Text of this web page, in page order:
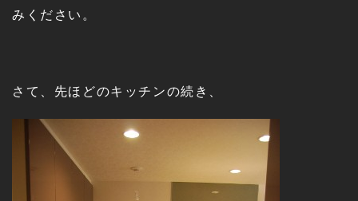
みください。
さて、先ほどのキッチンの続き、